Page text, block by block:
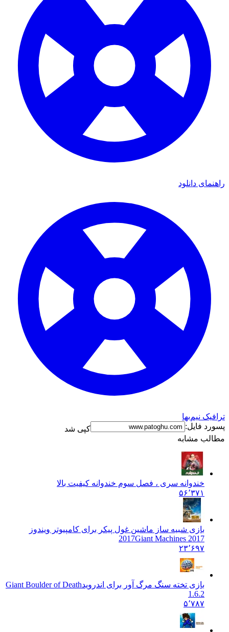
راهنمای دانلود
ترافیک نیم‌بها
پسورد فایل:
کپی شد
مطالب مشابه
خندوانه سری ، فصل سوم خندوانه کیفیت بالا
۵۶٬۳۷۱
بازی شبیه ساز ماشین غول پیکر برای کامپیوتر ویندوز
2017Giant Machines 2017
۲۳٬۶۹۷
بازی تخته سنگ مرگ آور برای اندرویدGiant Boulder of Death
1.6.2
۵٬۷۸۷